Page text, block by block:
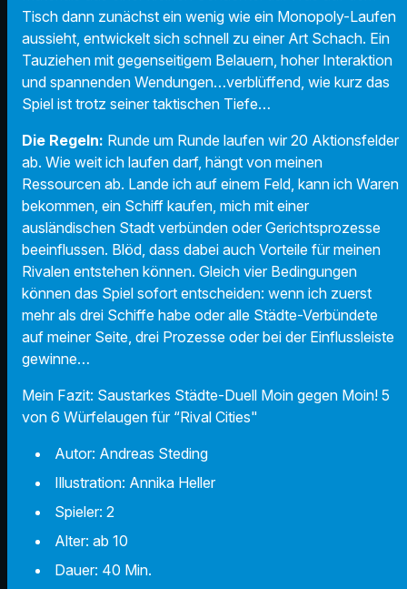
Tisch dann zunächst ein wenig wie ein Monopoly-Laufen
aussieht, entwickelt sich schnell zu einer Art Schach. Ein
Tauziehen mit gegenseitigem Belauern, hoher Interaktion
und spannenden Wendungen…verblüffend, wie kurz das
Spiel ist trotz seiner taktischen Tiefe…
Die Regeln: Runde um Runde laufen wir 20 Aktionsfelder
ab. Wie weit ich laufen darf, hängt von meinen
Ressourcen ab. Lande ich auf einem Feld, kann ich Waren
bekommen, ein Schiff kaufen, mich mit einer
ausländischen Stadt verbünden oder Gerichtsprozesse
beeinflussen. Blöd, dass dabei auch Vorteile für meinen
Rivalen entstehen können. Gleich vier Bedingungen
können das Spiel sofort entscheiden: wenn ich zuerst
mehr als drei Schiffe habe oder alle Städte-Verbündete
auf meiner Seite, drei Prozesse oder bei der Einflussleiste
gewinne…
Mein Fazit: Saustarkes Städte-Duell Moin gegen Moin! 5
von 6 Würfelaugen für “Rival Cities"
Autor: Andreas Steding
Illustration: Annika Heller
Spieler: 2
Alter: ab 10
Dauer: 40 Min.